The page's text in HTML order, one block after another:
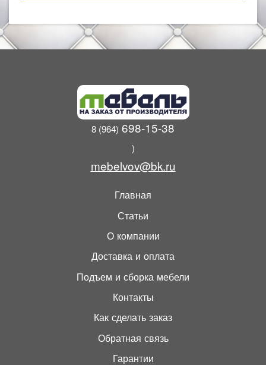
8 (964) 698-15-38
)
mebelvov@bk.ru
Главная
Статьи
О компании
Доставка и оплата
Подъем и сборка мебели
Контакты
Как сделать заказ
Обратная связь
Гарантии